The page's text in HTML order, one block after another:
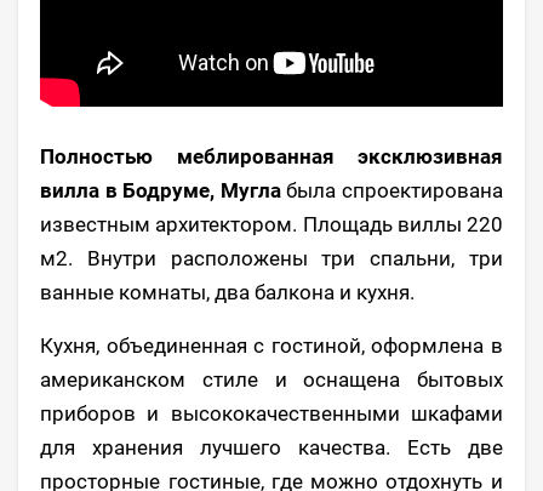
Полностью меблированная эксклюзивная
вилла в Бодруме, Муглабыла спроектирована
известным архитектором. Площадь виллы 220
м2. Внутри расположены три спальни, три
ванные комнаты, два балкона и кухня.
Кухня, объединенная с гостиной, оформлена в
американском стиле и оснащена бытовых
приборов и высококачественными шкафами
для хранения лучшего качества. Есть две
просторные гостиные, где можно отдохнуть и